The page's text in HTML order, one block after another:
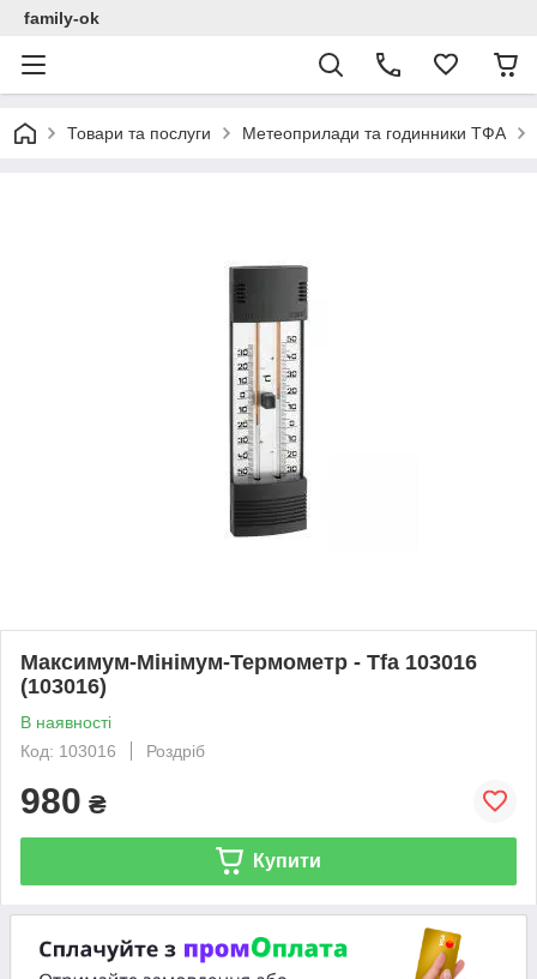
family-ok
Товари та послуги Метеоприлади та годинники ТФА
Максимум-Мінімум-Термометр - Tfa 103016
(103016)
В наявності
Код: 103016
Роздріб
980 ₴
Купити